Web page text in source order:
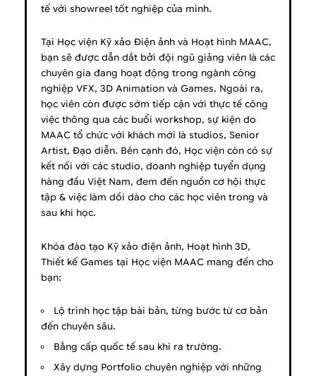
tế với showreel tốt nghiệp của mình.
Tại Học viện Kỹ xảo Điện ảnh và Hoạt hình MAAC,
bạn sẽ được dẫn dắt bởi đội ngũ giảng viên là các
chuyên gia đang hoạt động trong ngành công
nghiệp VFX, 3D Animation và Games. Ngoài ra,
học viên còn được sớm tiếp cận với thực tế công
việc thông qua các buổi workshop, sự kiện do
MAAC tổ chức với khách mới là studios, Senior
Artist, Đạo diễn. Bên cạnh đó, Học viện còn có sự
kết nối với các studio, doanh nghiệp tuyển dụng
hàng đầu Việt Nam, đem đến nguồn cơ hội thực
tập & việc làm dồi dào cho các học viên trong và
sau khi học.
Khóa đào tạo Kỹ xảo điện ảnh, Hoạt hình 3D,
Thiết kế Games tại Học viện MAAC mang đến cho
bạn:
Lộ trình học tập bài bản, từng bước từ cơ bản
đến chuyên sâu.
Bằng cấp quốc tế sau khi ra trường.
Xây dựng Portfolio chuyên nghiệp với những